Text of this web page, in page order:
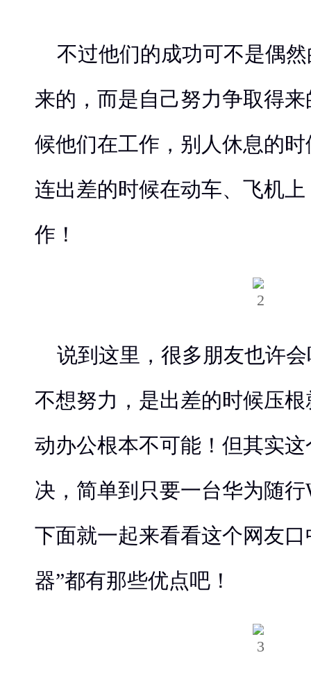
不过他们的成功可不是偶
来的，而是自己努力争取得
候他们在工作，别人休息的
连出差的时候在动车、飞机
作！
说到这里，很多朋友也许
不想努力，是出差的时候压
动办公根本不可能！但其实
决，简单到只要一台华为随
下面就一起来看看这个网友
器”都有那些优点吧！